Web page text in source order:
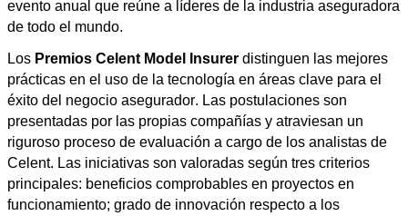
evento anual que reúne a líderes de la industria aseguradora
de todo el mundo.
Los Premios Celent Model Insurer distinguen las mejores
prácticas en el uso de la tecnología en áreas clave para el
éxito del negocio asegurador. Las postulaciones son
presentadas por las propias compañías y atraviesan un
riguroso proceso de evaluación a cargo de los analistas de
Celent. Las iniciativas son valoradas según tres criterios
principales: beneficios comprobables en proyectos en
funcionamiento; grado de innovación respecto a los